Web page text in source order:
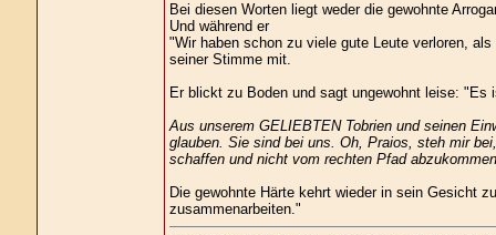
Bei diesen Worten liegt weder die gewohnte
Und während er
"Wir haben schon zu viele gute Leute verloren,
seiner Stimme mit.
Er blickt zu Boden und sagt ungewohnt leise:
Aus unserem GELIEBTEN Tobrien und seinen
glauben. Sie sind bei uns. Oh, Praios, steh mir
schaffen und nicht vom rechten Pfad
Die gewohnte Härte kehrt wieder in sein Gesicht
zusammenarbeiten."